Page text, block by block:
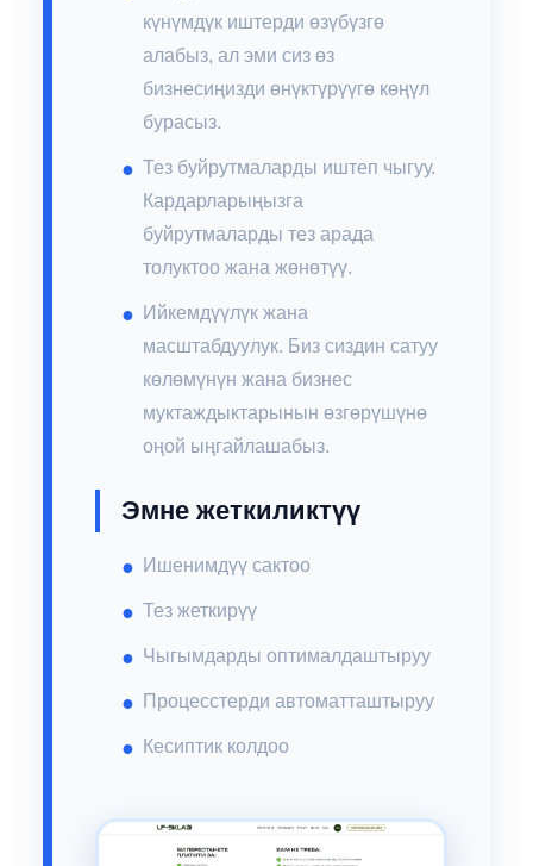
күнүмдүк иштерди өзүбүзгө
алабыз, ал эми сиз өз
бизнесиңизди өнүктүрүүгө көңүл
бурасыз.
Тез буйрутмаларды иштеп чыгуу.
Кардарларыңызга
буйрутмаларды тез арада
толуктоо жана жөнөтүү.
Ийкемдүүлүк жана
масштабдуулук. Биз сиздин сатуу
көлөмүнүн жана бизнес
муктаждыктарынын өзгөрүшүнө
оңой ыңгайлашабыз.
Эмне жеткиликтүү
Ишенимдүү сактоо
Тез жеткирүү
Чыгымдарды оптималдаштыруу
Процесстерди автоматташтыруу
Кесиптик колдоо